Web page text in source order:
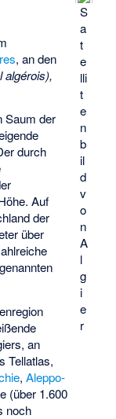
S
a
t
e
lli
t
e
n
b
il
d
v
o
n
A
l
g
i
e
r
, an den
algérois),
Saum der
durch
Auf
der
über
an
Tellatlas,
,Aleppo-
(über 1.600
noch